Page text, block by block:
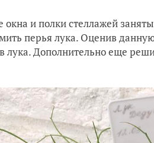
окна и полки стеллажей
перья лука. Оценив
лука. Дополнительно еще